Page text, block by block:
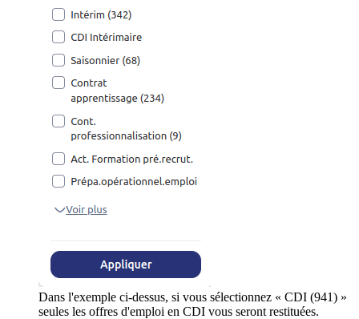
Dans l'exemple ci-dessus, si vous sélectionnez « CDI (941) »
seules les offres d'emploi en CDI vous seront restituées.